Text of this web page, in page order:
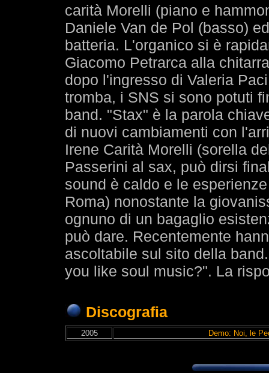
carità Morelli (piano e
Daniele Van de Pol (basso)
batteria. L'organico si è
Giacomo Petrarca alla
dopo l'ingresso di Valeria
tromba, i SNS si sono potuti
band. "Stax" è la parola
di nuovi cambiamenti con
Irene Carità Morelli (sorella
Passerini al sax, può dirsi
sound è caldo e le
Roma) nonostante la
ognuno di un bagaglio
può dare. Recentemente
ascoltabile sul sito della
you like soul music?". La
Discografia
2005 Demo: Noi, le